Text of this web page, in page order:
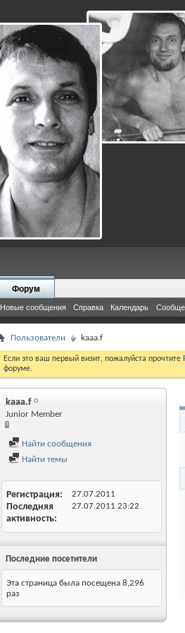
Форум
Новые сообщения Справка Календарь
Пользователи kaaa.f
Если это ваш первый визит, пожалуйста прочтите
форуме.
kaaa.f
Junior Member
Найти сообщения
Найти темы
Регистрация 27.07.2011
Последняя
активность
27.07.2011 23:22
Последние посетители
Эта страница была посещена 8,296
раз